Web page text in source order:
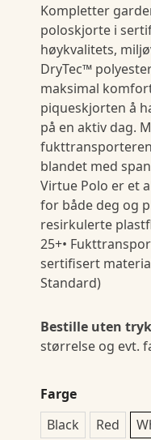
Kompletter
poloskjorte i
høykvalitets,
DryTec™
maksimal
piqueskjorten å
på en aktiv dag.
blandet med
Virtue Polo er et
for både deg og
resirkulerte
25+•
sertifisert
Standard)
Bestille uten
størrelse og evt.
Farge
Black
Red